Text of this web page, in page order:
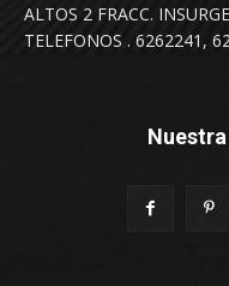
ALTOS 2 FRACC.
TELEFONOS . 6262241,